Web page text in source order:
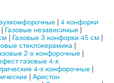
4 конфорки
Газовые независимые
Газовые 3 конфорки 45 см
стеклокерамика
2-х конфорочные
газовые 4-х
4-х конфорочные
Аристон